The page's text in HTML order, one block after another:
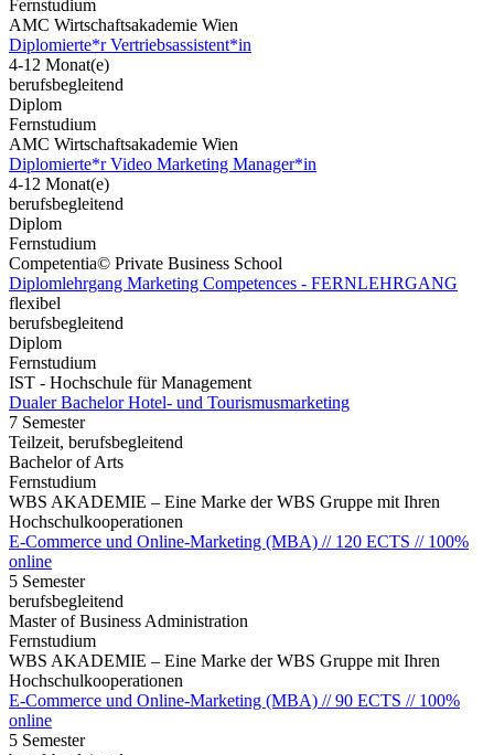
Fernstudium
AMC Wirtschaftsakademie Wien
Diplomierte*r Vertriebsassistent*in
4-12 Monat(e)
berufsbegleitend
Diplom
Fernstudium
AMC Wirtschaftsakademie Wien
Diplomierte*r Video Marketing Manager*in
4-12 Monat(e)
berufsbegleitend
Diplom
Fernstudium
Competentia© Private Business School
Diplomlehrgang Marketing Competences - FERNLEHRGANG
flexibel
berufsbegleitend
Diplom
Fernstudium
IST - Hochschule für Management
Dualer Bachelor Hotel- und Tourismusmarketing
7 Semester
Teilzeit, berufsbegleitend
Bachelor of Arts
Fernstudium
WBS AKADEMIE – Eine Marke der WBS Gruppe mit Ihren
Hochschulkooperationen
E-Commerce und Online-Marketing (MBA) // 120 ECTS // 100%
online
5 Semester
berufsbegleitend
Master of Business Administration
Fernstudium
WBS AKADEMIE – Eine Marke der WBS Gruppe mit Ihren
Hochschulkooperationen
E-Commerce und Online-Marketing (MBA) // 90 ECTS // 100%
online
5 Semester